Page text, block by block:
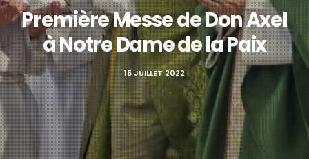
Première Messe de Don Axel
à Notre Dame de la Paix
15 JUILLET 2022